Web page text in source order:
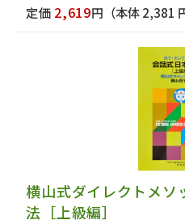
定価 2,619円 （本体 2,381
横山式ダイレクトメ
法［上級編］